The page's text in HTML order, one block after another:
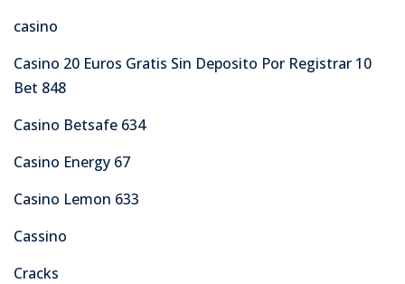
casino
Casino 20 Euros Gratis Sin Deposito Por Registrar 10
Bet 848
Casino Betsafe 634
Casino Energy 67
Casino Lemon 633
Cassino
Cracks